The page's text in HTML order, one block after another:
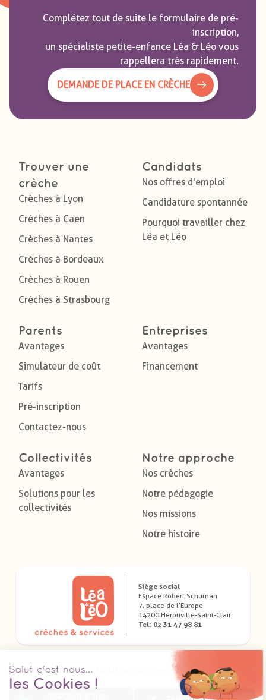
Complétez tout de suite le formulaire de pré-
inscription,
un spécialiste petite-enfance Léa & Léo vous
rappellera très rapidement.
DEMANDE DE PLACE EN CRÈCHE
Trouver une
crèche
Crèches à Lyon
Crèches à Caen
Crèches à Nantes
Crèches à Bordeaux
Crèches à Rouen
Crèches à Strasbourg
Candidats
Nos offres d’emploi
Candidature spontannée
Pourquoi travailler chez
Léa et Léo
Parents
Avantages
Simulateur de coût
Tarifs
Pré-inscription
Contactez-nous
Entreprises
Avantages
Financement
Collectivités
Avantages
Solutions pour les
collectivités
Notre approche
Nos crèches
Notre pédagogie
Nos missions
Notre histoire
Siège social
Espace Robert Schuman
7, place de l’Europe
14200 Hérouville-Saint-Clair
Tel: 02 31 47 98 81
Télécharger nos applications dédiées